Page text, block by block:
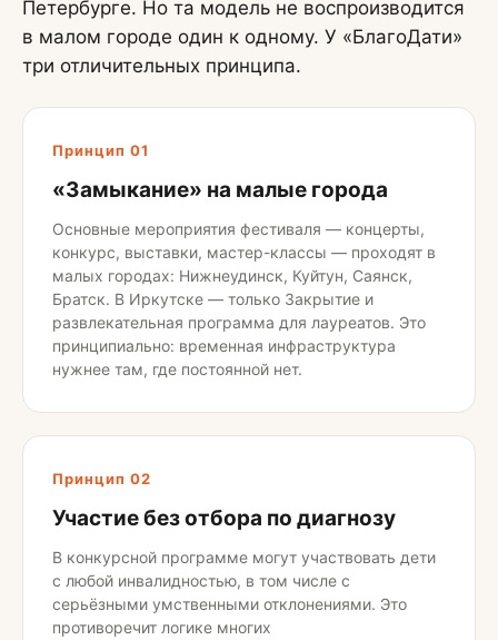
Петербурге. Но та модель не воспроизводится
в малом городе один к одному. У «БлагоДати»
три отличительных принципа.
Принцип 01
«Замыкание» на малые города
Основные мероприятия фестиваля — концерты,
конкурс, выставки, мастер-классы — проходят в
малых городах: Нижнеудинск, Куйтун, Саянск,
Братск. В Иркутске — только Закрытие и
развлекательная программа для лауреатов. Это
принципиально: временная инфраструктура
нужнее там, где постоянной нет.
Принцип 02
Участие без отбора по диагнозу
В конкурсной программе могут участвовать дети
с любой инвалидностью, в том числе с
серьёзными умственными отклонениями. Это
противоречит логике многих